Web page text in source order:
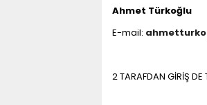
Ahmet Türkoğlu
E-mail:
2 TARAFDAN GİRİŞ DE